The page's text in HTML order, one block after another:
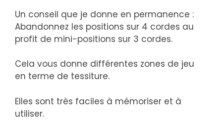
Un conseil que je donne en permanence :
Abandonnez les positions sur 4 cordes au
profit de mini-positions sur 3 cordes.
Cela vous donne différentes zones de jeu
en terme de tessiture.
Elles sont très faciles à mémoriser et à
utiliser.